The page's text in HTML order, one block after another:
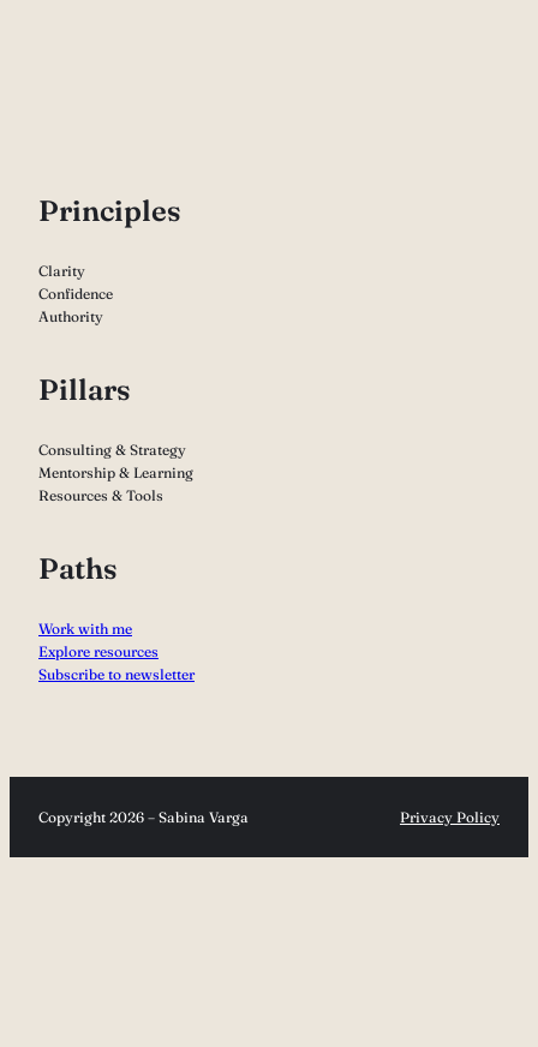
Principles
Clarity
Confidence
Authority
Pillars
Consulting & Strategy
Mentorship & Learning
Resources & Tools
Paths
Work with me
Explore resources
Subscribe to newsletter
Copyright 2026 – Sabina Varga Privacy Policy